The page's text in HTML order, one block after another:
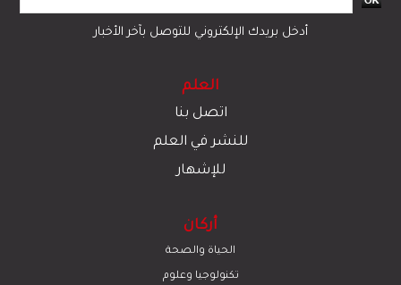
أدخل بريدك الإلكتروني للتوصل بآخر الأخبار
العلم
اتصل بنا
للنشر في العلم
للإشهار
أركان
الحياة والصحة
تكنولوجيا وعلوم